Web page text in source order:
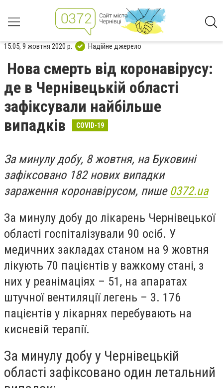
15:05, 9 жовтня 2020 р. Надійне джерело
Нова смерть від коронавірусу:
де в Чернівецькій області
зафіксували найбільше
випадків
COVID-19
За минулу добу, 8 жовтня, на Буковині
зафіксовано 182 нових випадки
зараження коронавірусом, пише 0372.ua
За минулу добу до лікарень Чернівецької
області госпіталізували 90 осіб. У
медичних закладах станом на 9 жовтня
лікують 70 пацієнтів у важкому стані, з
них у реанімаціях – 51, на апаратах
штучної вентиляції легень – 3. 176
пацієнтів у лікарнях перебувають на
кисневій терапії.
За минулу добу у Чернівецькій
області зафіксовано один летальний